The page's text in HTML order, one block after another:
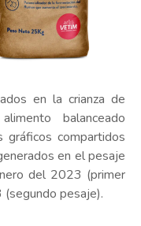
en la crianza de
balanceado
gráficos compartidos
en el pesaje
del 2023 (primer
pesaje).